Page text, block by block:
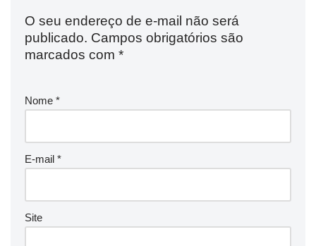
O seu endereço de e-mail não será
publicado. Campos obrigatórios são
marcados com *
Nome *
E-mail *
Site